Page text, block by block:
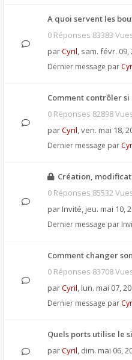
A quoi servent les
0 Réponses 83383
parCyril, sam. févr. 09,
Dernier message par
Comment contrôler
0 Réponses 82898
parCyril,ven. mai 18,
Dernier message par
Création,
0 Réponses 85532
par Invité, jeu. mai 10,
Dernier message par
Comment changer
0 Réponses 83708
parCyril, lun. mai 07,
Dernier message par
Quels ports utilise le
parCyril, dim. mai 06,